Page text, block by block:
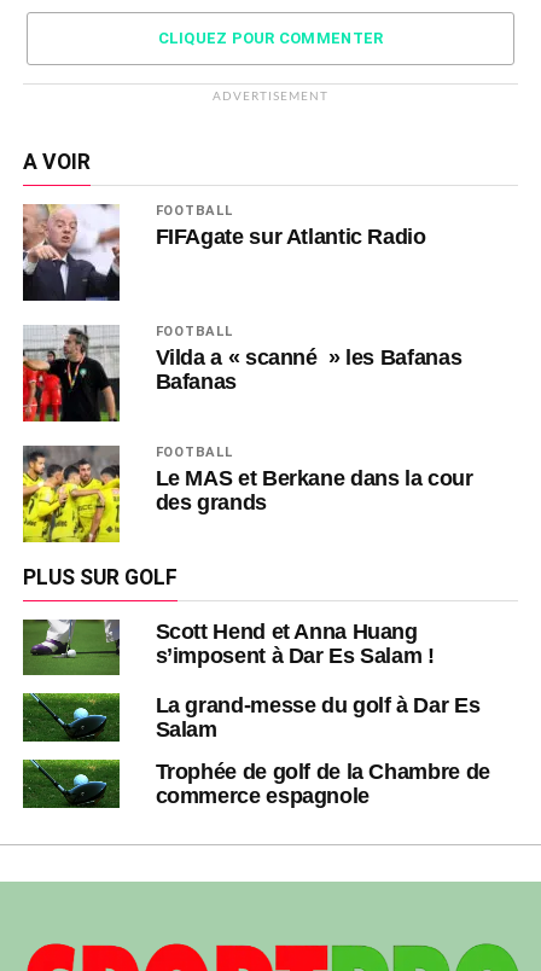
CLIQUEZ POUR COMMENTER
ADVERTISEMENT
A VOIR
FOOTBALL
FIFAgate sur Atlantic Radio
FOOTBALL
Vilda a « scanné » les Bafanas
Bafanas
FOOTBALL
Le MAS et Berkane dans la cour
des grands
PLUS SUR GOLF
Scott Hend et Anna Huang
s’imposent à Dar Es Salam !
La grand-messe du golf à Dar Es
Salam
Trophée de golf de la Chambre de
commerce espagnole